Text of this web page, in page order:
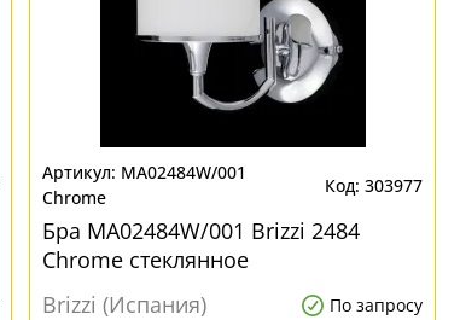
MA02484W/001
Chrome
303977
Бра MA02484W/001 Brizzi 2484
Chrome стеклянное
Brizzi (Испания)
По запросу